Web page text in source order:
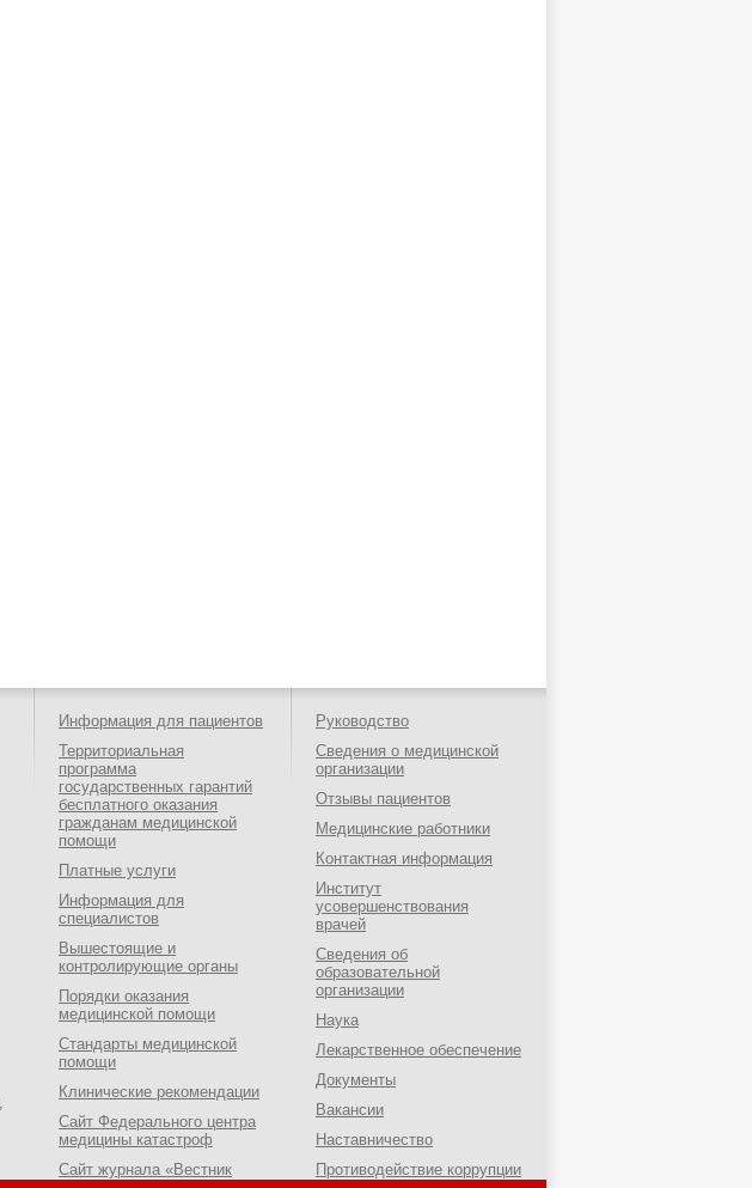
Информация для пациентов
Территориальная
программа
государственных гарантий
бесплатного оказания
гражданам медицинской
помощи
Платные услуги
Информация для
специалистов
Вышестоящие и
контролирующие органы
Порядки оказания
медицинской помощи
Стандарты медицинской
помощи
Клинические рекомендации
Сайт Федерального центра
медицины катастроф
Сайт журнала «Вестник
Руководство
Сведения о медицинской
организации
Отзывы пациентов
Медицинские работники
Контактная информация
Институт
усовершенствования
врачей
Сведения об
образовательной
организации
Наука
Лекарственное обеспечение
Документы
Вакансии
Наставничество
Противодействие коррупции